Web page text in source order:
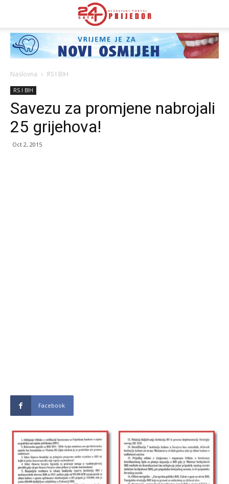
Naslovna RS I BIH
RS I BIH
Savezu za promjene nabrojali
25 grijehova!
Oct 2, 2015
Facebook